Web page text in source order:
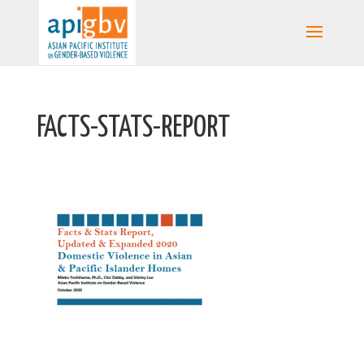
FACTS-STATS-REPORT